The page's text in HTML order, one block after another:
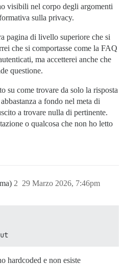
visibili nel corpo degli argomenti
sulla privacy.
pagina di livello superiore che si
che si comportasse come la FAQ
ma accetterei anche che
questione.
su come trovare da solo la risposta
a fondo nel meta di
a trovare nulla di pertinente.
o qualcosa che non ho letto
29 Marzo 2026, 7:46pm
2
hardcoded e non esiste